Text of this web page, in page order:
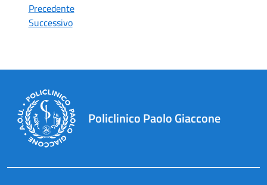
Precedente
Successivo
Policlinico Paolo Giaccone